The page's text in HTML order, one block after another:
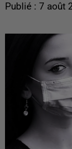
Publié : 7 août